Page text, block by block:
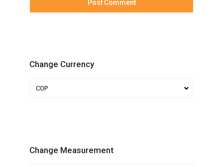
Change Currency
COP
Change Measurement